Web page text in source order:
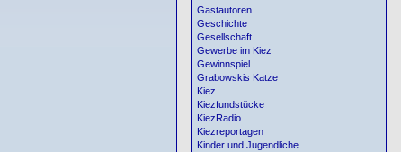
Gastautoren
Geschichte
Gesellschaft
Gewerbe im Kiez
Gewinnspiel
Grabowskis Katze
Kiez
Kiezfundstücke
KiezRadio
Kiezreportagen
Kinder und Jugendliche